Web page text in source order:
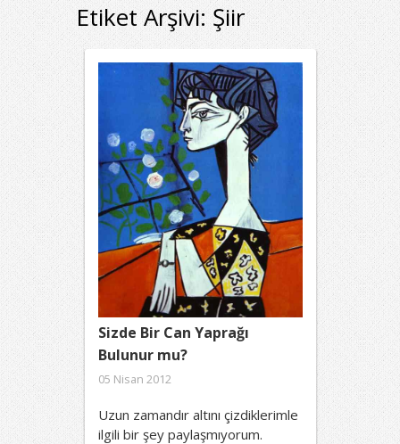
Etiket Arşivi:Şiir
Sizde Bir Can Yaprağı
Bulunur mu?
05 Nisan 2012
Uzun zamandır altını çizdiklerimle
ilgili bir şey paylaşmıyorum.